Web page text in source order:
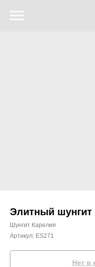
Элитный шунгит
Шунгит Карелия
Артикул: ES271
Нет в